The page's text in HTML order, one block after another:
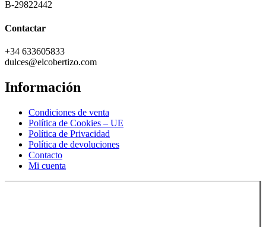
B-29822442
Contactar
+34 633605833
dulces@elcobertizo.com
Información
Condiciones de venta
Política de Cookies – UE
Política de Privacidad
Política de devoluciones
Contacto
Mi cuenta